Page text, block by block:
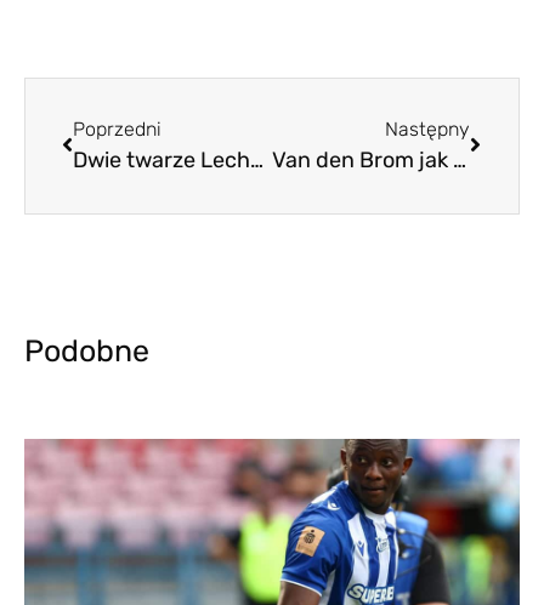
Poprzedni
Dwie twarze Lecha Poznań
Następny
Van den Brom jak Łazarek?
Podobne